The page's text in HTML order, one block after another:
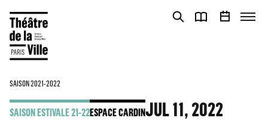
SAISON 2021-2022
SAISON ESTIVALE 21-22ESPACE CARDINJUL11, 2022